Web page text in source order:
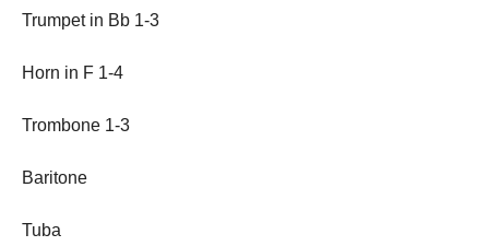
Trumpet in Bb 1-3
Horn in F 1-4
Trombone 1-3
Baritone
Tuba